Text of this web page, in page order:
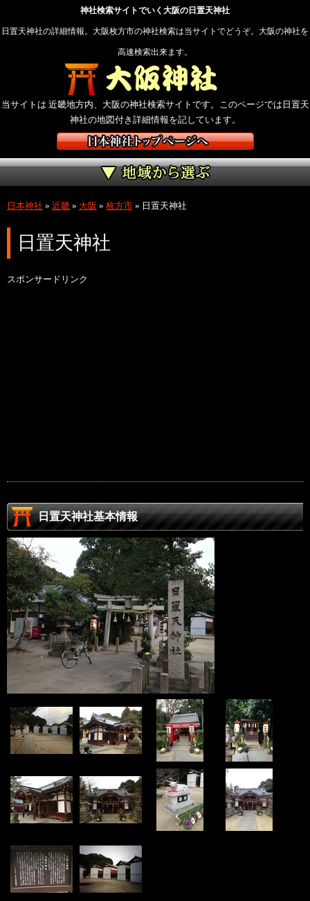
神社検索サイトでいく大阪の日置天神社
日置天神社の詳細情報。大阪枚方市の神社検索は当サイトでどうぞ。大阪の神社を
高速検索出来ます。
当サイトは 近畿地方内、大阪の神社検索サイトです。このページでは日置天
神社の地図付き詳細情報を記しています。
日本神社 » 近畿 » 大阪 » 枚方市 » 日置天神社
日置天神社
スポンサードリンク
日置天神社基本情報